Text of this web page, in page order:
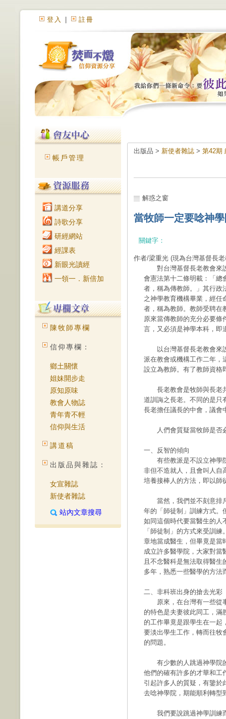
登入 註冊
帳戶管理
講道分享
詩歌分享
研經網站
經課表
新眼光讀經
一領一．新倍加
陳牧師專欄
信仰專欄：
鄉土關懷
姐妹開步走
原知原味
教會人物誌
青年青不輕
信仰與生活
講道稿
出版品與雜誌：
女宣雜誌
新使者雜誌
站內文章搜尋
出版品 > 新使者雜誌 > 第42期
解惑之窗
當牧師一定要唸神
關鍵字：
作者/梁重光 (現為台灣基督長
對台灣基督長老教會來說
會憲法第十二條明載：「總
者，稱為傳教師。」其行政
之神學教育機構畢業，經任
者，稱為教師。教師受聘在
原來當傳教師的充分必要條
言，又必須是神學本科，即
以台灣基督長老教會來說
派在教會或機構工作二年，
設立為教師。有了教師資格
長老教會是牧師與長老共
道訓誨之長老。不同的是只
長老擔任議長的中會，議會
人們會質疑當牧師是否
一、反智的傾向
有些教派是不設立神學院
非但不造就人，且會叫人自
培養接棒人的方法，即以師
當然，我們並不刻意排斥
年的「師徒制」訓練方式。
如同這個時代要當醫生的人
「師徒制」的方式來受訓
章地當成醫生，但畢竟是當
成立許多醫學院，大家對當
且不念醫科是無法取得醫
多年，熟悉一些醫學的方法
二、非科班出身的搶去光彩
原來，在台灣有一些從事
的特色是夫妻彼此同工，滿
的工作畢竟是跟學生在一起
要淡出學生工作，轉而往牧
的問題。
有少數的人跳過神學院的
他們的確有許多的才華和工
引起許多人的質疑，有鑒於
去唸神學院，期能順利轉型
我們要說跳過神學訓練而